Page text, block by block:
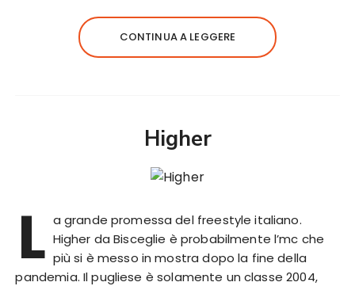
CONTINUA A LEGGERE
Higher
L a grande promessa del freestyle italiano.
Higher da Bisceglie è probabilmente l’mc che
più si è messo in mostra dopo la fine della
pandemia. Il pugliese è solamente un classe 2004,